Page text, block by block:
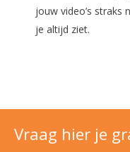
jouw video’s straks
je altijd ziet.
Vraag hier je